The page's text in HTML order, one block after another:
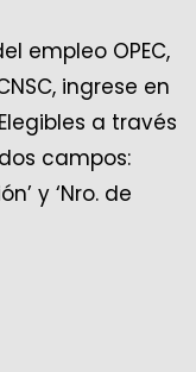
empleo OPEC,
ingrese en
a través
campos:
y ‘Nro. de